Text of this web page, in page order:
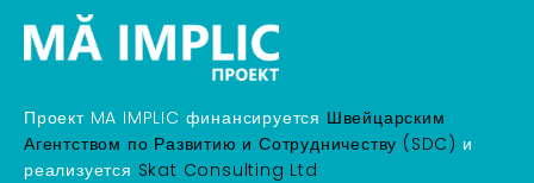
Проект MA IMPLIC финансируется Швейцарским
Агентством по Развитию и Сотрудничеству (SDC) и
реализуется Skat Consulting Ltd